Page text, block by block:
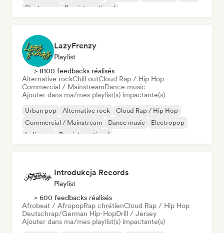
Electropop
Pop international
LazyFrenzy
Playlist
> 8100 feedbacks réalisés
Alternative rockChill outCloud Rap / Hip Hop
Commercial / MainstreamDance music
Ajouter dans ma/mes playlist(s) impactante(s)
Urban pop Alternative rock
Cloud Rap / Hip Hop
Commercial / Mainstream
Dance music
Electropop
Indie pop
Pop international
Introdukcja Records
Playlist
> 600 feedbacks réalisés
Afrobeat / AfropopRap chrétienCloud Rap / Hip Hop
Deutschrap/German Hip-HopDrill / Jersey
Ajouter dans ma/mes playlist(s) impactante(s)